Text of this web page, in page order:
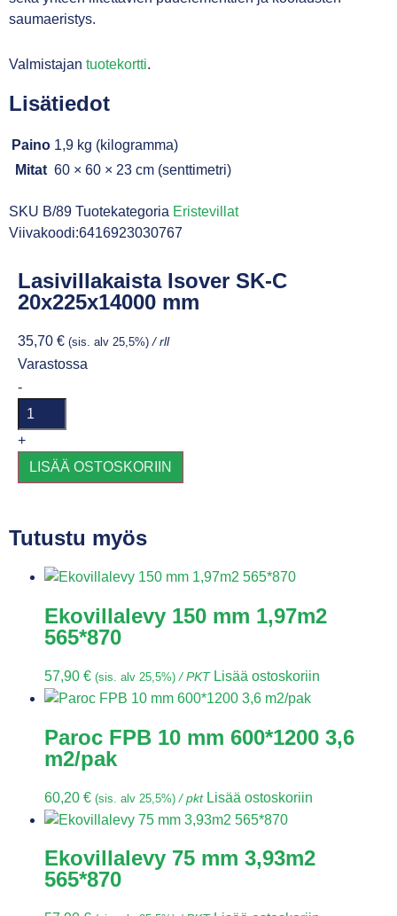
saumaeristys.
Valmistajan tuotekortti.
Lisätiedot
Paino 1,9 kg (kilogramma)
Mitat 60 × 60 × 23 cm (senttimetri)
SKU B/89 Tuotekategoria Eristevillat
Viivakoodi:6416923030767
Lasivillakaista Isover SK-C
20x225x14000 mm
35,70 € (sis. alv 25,5%) / rll
Varastossa
-
+
LISÄÄ OSTOSKORIIN
Tutustu myös
Ekovillalevy 150 mm 1,97m2
565*870
57,90 € (sis. alv 25,5%) / PKT Lisää ostoskoriin
Paroc FPB 10 mm 600*1200 3,6
m2/pak
60,20 € (sis. alv 25,5%) / pkt Lisää ostoskoriin
Ekovillalevy 75 mm 3,93m2
565*870